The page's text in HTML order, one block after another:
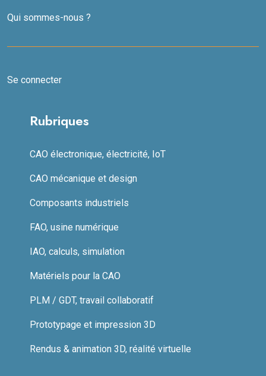
Qui sommes-nous ?
Se connecter
Rubriques
CAO électronique, électricité, IoT
CAO mécanique et design
Composants industriels
FAO, usine numérique
IAO, calculs, simulation
Matériels pour la CAO
PLM / GDT, travail collaboratif
Prototypage et impression 3D
Rendus & animation 3D, réalité virtuelle